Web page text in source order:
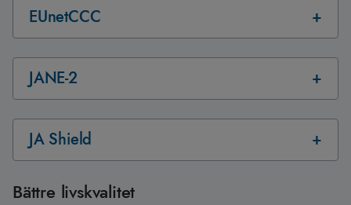
EUnetCCC
JANE-2
JA Shield
Bättre livskvalitet